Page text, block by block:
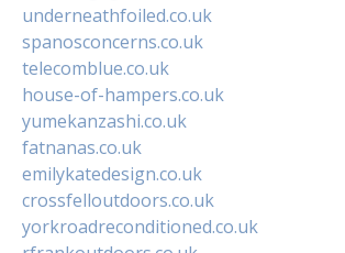
underneathfoiled.co.uk
spanosconcerns.co.uk
telecomblue.co.uk
house-of-hampers.co.uk
yumekanzashi.co.uk
fatnanas.co.uk
emilykatedesign.co.uk
crossfelloutdoors.co.uk
yorkroadreconditioned.co.uk